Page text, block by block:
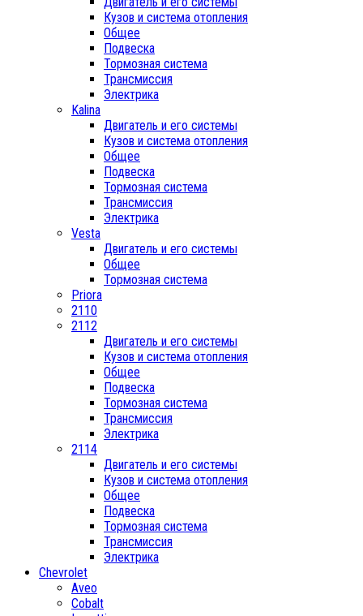
Кузов и система отопления
Общее
Подвеска
Тормозная система
Трансмиссия
Электрика
Kalina
Двигатель и его системы
Кузов и система отопления
Общее
Подвеска
Тормозная система
Трансмиссия
Электрика
Vesta
Двигатель и его системы
Общее
Тормозная система
Priora
2110
2112
Двигатель и его системы
Кузов и система отопления
Общее
Подвеска
Тормозная система
Трансмиссия
Электрика
2114
Двигатель и его системы
Кузов и система отопления
Общее
Подвеска
Тормозная система
Трансмиссия
Электрика
Chevrolet
Aveo
Cobalt